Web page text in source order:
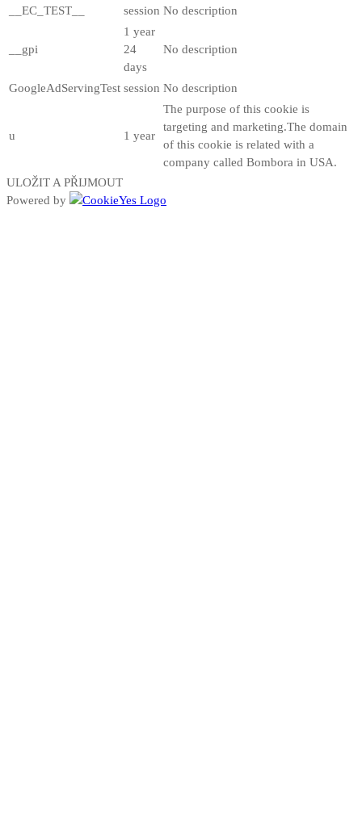
__EC_TEST__
session No description
__gpi
1 year
24
days
No description
GoogleAdServingTest session No description
u 1 year
The purpose of this cookie is
targeting and marketing.The domain
of this cookie is related with a
company called Bombora in USA.
ULOŽIT A PŘIJMOUT
Powered by